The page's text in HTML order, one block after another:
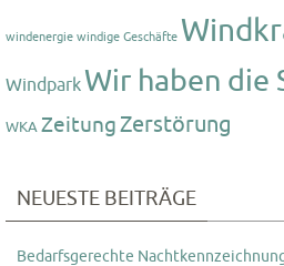
windenergie windige Geschäfte
WindparkWir haben die
WKAZeitungZerstörung
NEUESTE BEITRÄGE
Bedarfsgerechte